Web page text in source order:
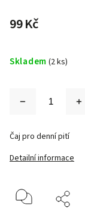
99 Kč
Skladem (2 ks)
Čaj pro denní pití
Detailní informace